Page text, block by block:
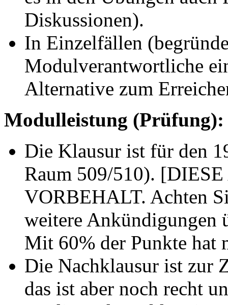
Diskussionen).
In Einzelfällen
Modulverantwortliche
Alternative zum
Modulleistung (Prüfung):
Die Klausur ist für den
Raum 509/510).
VORBEHALT. Achten
weitere Ankündigungen
Mit 60% der Punkte hat
Die Nachklausur ist zur
das ist aber noch recht